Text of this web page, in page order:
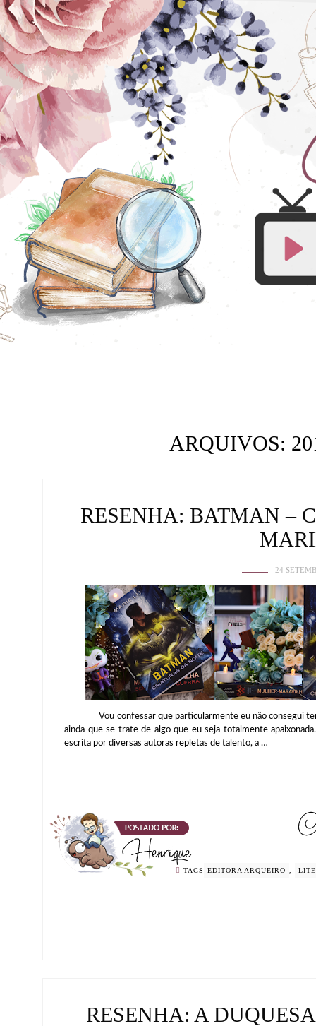
ARQUIVOS:
RESENHA: BATMAN –
24
Vou confessar que particularmente eu não consegui ter
ainda que se trate de algo que eu seja totalmente
escrita por diversas autoras repletas de talento, a …
TAGS EDITORA ARQUEIRO ,
RESENHA: A